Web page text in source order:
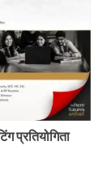
प्रतियोगिता